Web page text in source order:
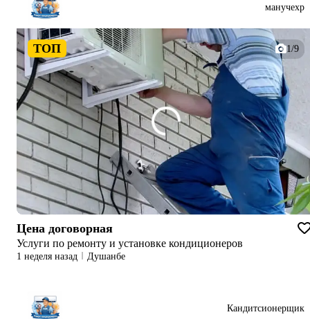
манучехр
ТОП 1/9
Цена договорная
Услуги по ремонту и установке кондиционеров
1 неделя назад Душанбе
Кандитсионерщик